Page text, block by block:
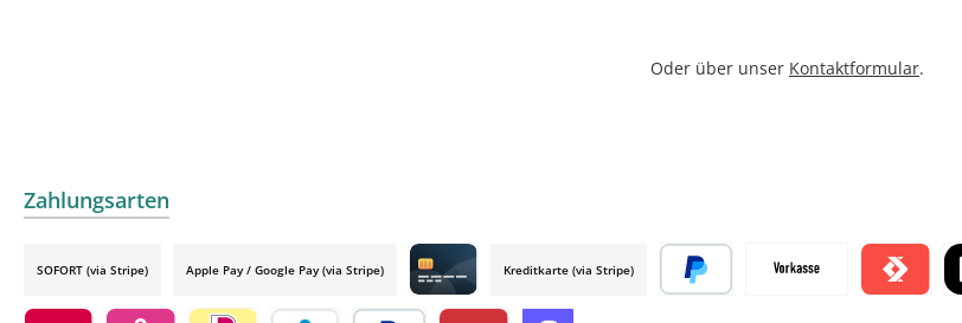
Oder über unser Kontaktformular.
Zahlungsarten
SOFORT (via Stripe) Apple Pay / Google Pay (via Stripe)
Credit card by mollie
Kreditkarte (via Stripe)